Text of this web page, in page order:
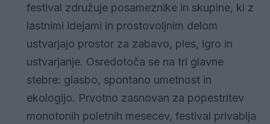
festival združuje posameznike in skupine, ki z
lastnimi idejami in prostovoljnim delom
ustvarjajo prostor za zabavo, ples, igro in
ustvarjanje. Osredotoča se na tri glavne
stebre: glasbo, spontano umetnost in
ekologijo. Prvotno zasnovan za popestritev
monotonih poletnih mesecev, festival privablja